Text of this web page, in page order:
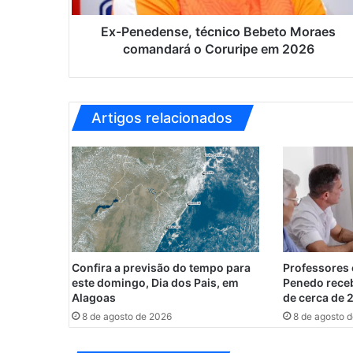
e
,
é
c
n
i
c
o
B
e
b
e
t
o
M
o
Ex-Penedense, técnico Bebeto Moraes
comandará o Coruripe em 2026
Artigos relacionados
Confira a previsão do tempo para
este domingo, Dia dos Pais, em
Alagoas
8 de agosto de 2026
Professores
Penedo
de cerca de
8 de agosto